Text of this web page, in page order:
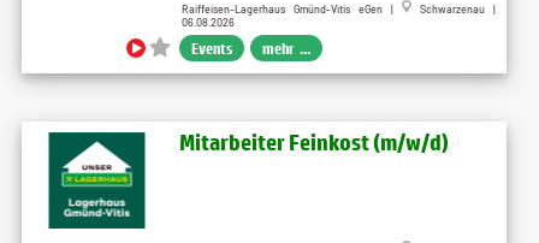
Raiffeisen-Lagerhaus Gmünd-Vitis eGen |
Schwarzenau |
06.08.2026
Events mehr ...
Mitarbeiter Feinkost (m/w/d)